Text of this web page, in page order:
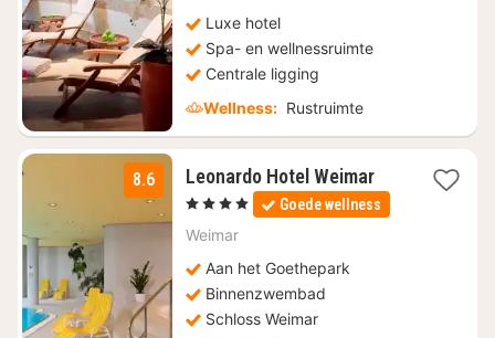
Luxe hotel
Spa- en wellnessruimte
Centrale ligging
Wellness: Rustruimte
8.6 Leonardo Hotel Weimar1
nacht
vanaf
, 4 Sterren Goede wellness
Weimar
Aan het Goethepark
Binnenzwembad
Schloss Weimar